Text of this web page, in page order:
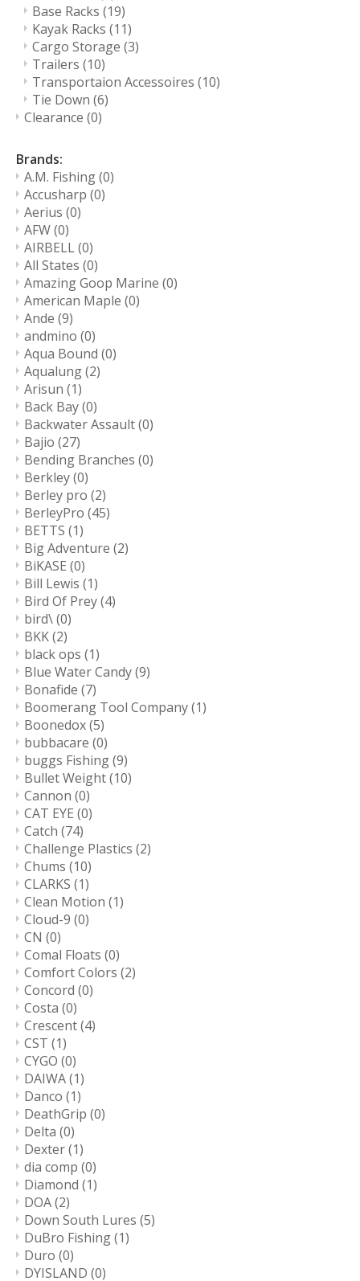
Base Racks (19)
Kayak Racks (11)
Cargo Storage (3)
Trailers (10)
Transportaion Accessoires (10)
Tie Down (6)
Clearance (0)
Brands:
A.M. Fishing(0)
Accusharp (0)
Aerius (0)
AFW(0)
AIRBELL(0)
All States (0)
Amazing Goop Marine (0)
American Maple (0)
Ande (9)
andmino (0)
Aqua Bound (0)
Aqualung(2)
Arisun (1)
Back Bay(0)
Backwater Assault(0)
Bajio (27)
Bending Branches (0)
Berkley(0)
Berley pro (2)
BerleyPro (45)
BETTS (1)
Big Adventure (2)
BiKASE (0)
Bill Lewis (1)
Bird Of Prey(4)
bird\(0)
BKK(2)
black ops (1)
Blue Water Candy(9)
Bonafide (7)
Boomerang Tool Company(1)
Boonedox(5)
bubbacare (0)
buggs Fishing(9)
Bullet Weight(10)
Cannon (0)
CAT EYE (0)
Catch (74)
Challenge Plastics (2)
Chums (10)
CLARKS (1)
Clean Motion (1)
Cloud-9 (0)
CN (0)
Comal Floats (0)
Comfort Colors (2)
Concord (0)
Costa (0)
Crescent(4)
CST (1)
CYGO (0)
DAIWA(1)
Danco (1)
DeathGrip (0)
Delta (0)
Dexter(1)
dia comp (0)
Diamond (1)
DOA(2)
Down South Lures (5)
DuBro Fishing(1)
Duro (0)
DYISLAND (0)